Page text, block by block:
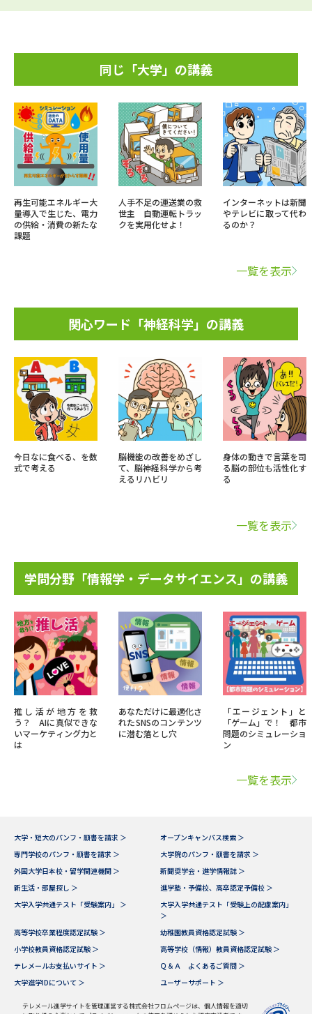
同じ「大学」の講義
再生可能エネルギー大
量導入で生じた、電力
の供給・消費の新たな
課題
人手不足の運送業の救
世主 自動運転トラッ
クを実用化せよ！
インターネットは新聞
やテレビに取って代わ
るのか？
一覧を表示
関心ワード「神経科学」の講義
今日なに食べる、を数
式で考える
脳機能の改善をめざし
て、脳神経科学から考
えるリハビリ
身体の動きで言葉を司
る脳の部位も活性化す
る
一覧を表示
学問分野「情報学・データサイエンス」の講義
推し活が地方を救
う？ AIに真似できな
いマーケティング力と
は
あなただけに最適化さ
れたSNSのコンテンツ
に潜む落とし穴
「エージェント」と
「ゲーム」で！ 都市
問題のシミュレーショ
ン
一覧を表示
大学・短大のパンフ・願書を請求 ＞
オープンキャンパス検索 ＞
専門学校のパンフ・願書を請求 ＞
大学院のパンフ・願書を請求 ＞
外国大学日本校・留学関連機関 ＞
新聞奨学会・進学情報誌 ＞
新生活・部屋探し ＞
進学塾・予備校、高卒認定予備校 ＞
大学入学共通テスト「受験案内」 ＞
大学入学共通テスト「受験上の配慮案内」
＞
高等学校卒業程度認定試験 ＞
幼稚園教員資格認定試験 ＞
小学校教員資格認定試験 ＞
高等学校（情報）教員資格認定試験 ＞
テレメールお支払いサイト ＞
Ｑ＆Ａ よくあるご質問 ＞
大学進学IDについて ＞
ユーザーサポート ＞
テレメール進学サイトを管理運営する株式会社フロムページは、個人情報を適切